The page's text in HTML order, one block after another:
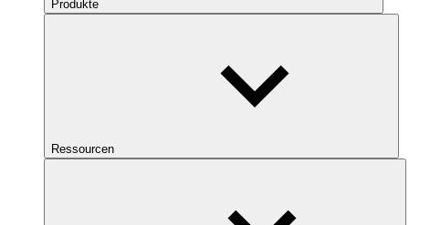
Produkte
Ressourcen